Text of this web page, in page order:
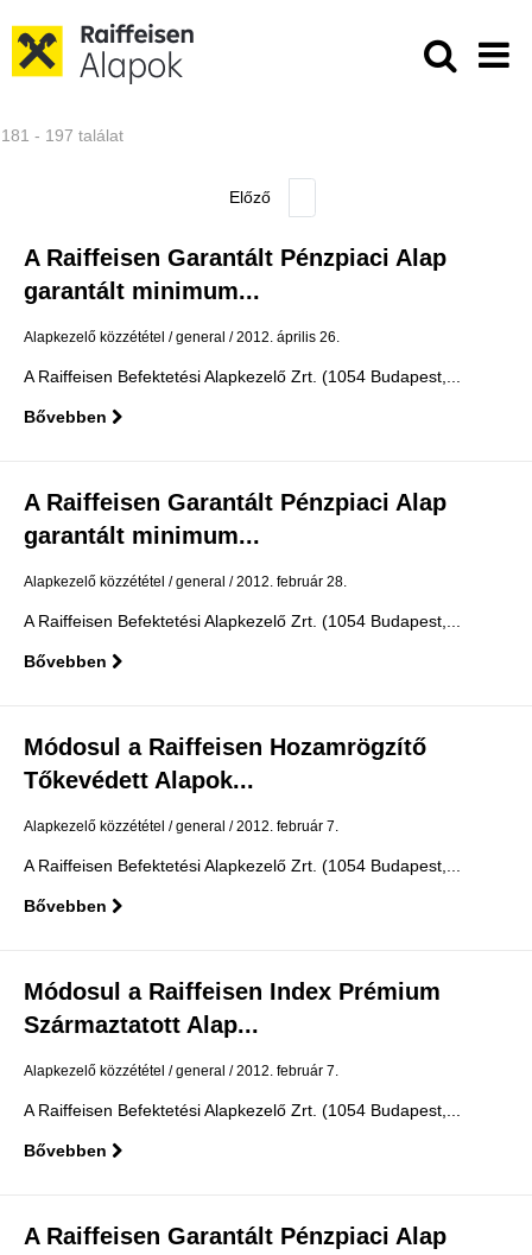
Közzétételek - Raiffeisen
181 - 197 találat
A Raiffeisen Garantált Pénzpiaci Alap
garantált minimum...
Alapkezelő közzététel general 2012. április 26.
A Raiffeisen Befektetési Alapkezelő Zrt. (1054 Budapest,...
Bővebben
A Raiffeisen Garantált Pénzpiaci Alap
garantált minimum...
Alapkezelő közzététel general 2012. február 28.
A Raiffeisen Befektetési Alapkezelő Zrt. (1054 Budapest,...
Bővebben
Módosul a Raiffeisen Hozamrögzítő
Tőkevédett Alapok...
Alapkezelő közzététel general 2012. február 7.
A Raiffeisen Befektetési Alapkezelő Zrt. (1054 Budapest,...
Bővebben
Módosul a Raiffeisen Index Prémium
Származtatott Alap...
Alapkezelő közzététel general 2012. február 7.
A Raiffeisen Befektetési Alapkezelő Zrt. (1054 Budapest,...
Bővebben
A Raiffeisen Garantált Pénzpiaci Alap